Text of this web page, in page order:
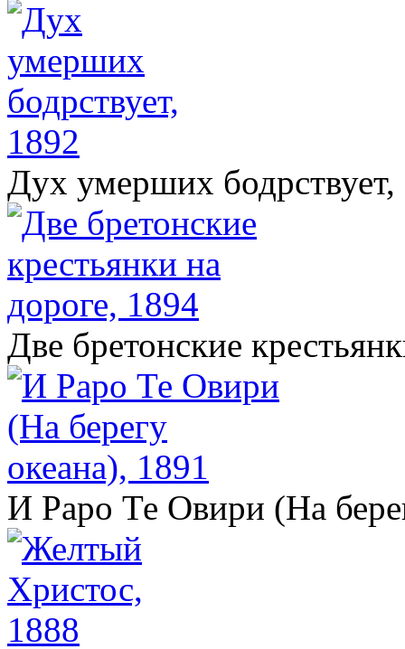
Дух умерших бодрствует,
Две бретонские
И Раро Те Овири (На